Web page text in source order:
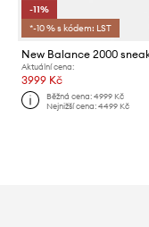
-11%
*-10 % s kódem: LST
Aktuální cena:
3999 Kč
Běžná cena:4999 Kč
Nejnižší cena:4499 Kč